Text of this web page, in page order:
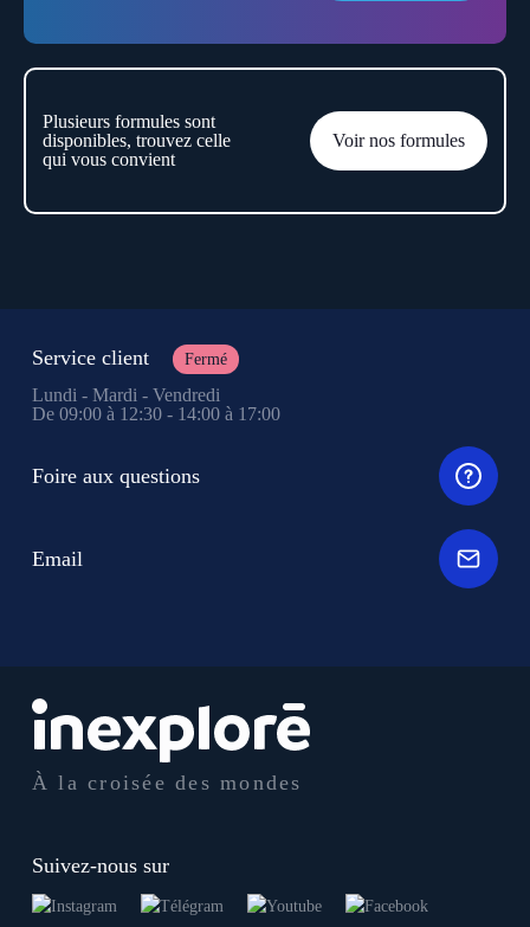
Plusieurs formules sont
disponibles, trouvez celle
qui vous convient
Voir nos formules
À la croisée des mondes
Suivez-nous sur
Service client Fermé
Lundi - Mardi - Vendredi
De 09:00 à 12:30 - 14:00 à 17:00
Foire aux questions
Email